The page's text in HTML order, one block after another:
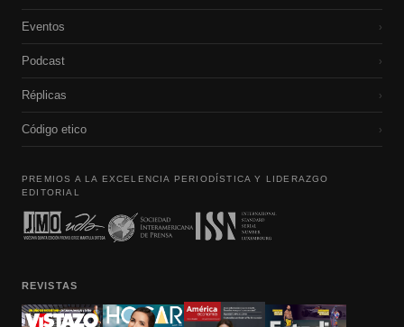
Eventos ›
Podcast ›
Réplicas ›
Código etico ›
PREMIOS A LA EXCELENCIA PERIODÍSTICA Y LIDERAZGO
EDITORIAL
REVISTAS